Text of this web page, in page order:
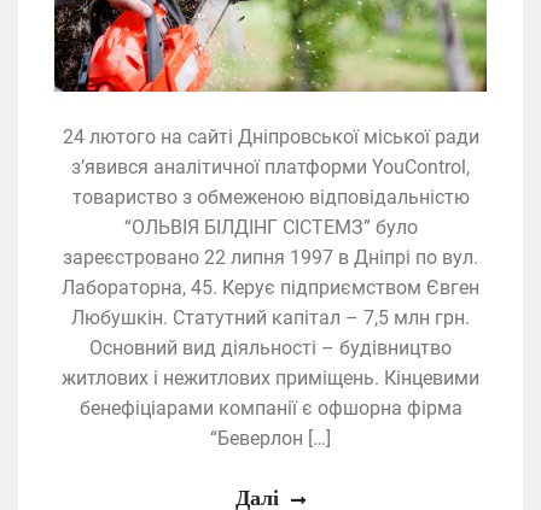
24 лютого на сайті Дніпровської міської ради
з’явився аналітичної платформи YouControl,
товариство з обмеженою відповідальністю
“ОЛЬВІЯ БІЛДІНГ СІСТЕМЗ” було
зареєстровано 22 липня 1997 в Дніпрі по вул.
Лабораторна, 45. Керує підприємством Євген
Любушкін. Статутний капітал – 7,5 млн грн.
Основний вид діяльності – будівництво
житлових і нежитлових приміщень. Кінцевими
бенефіціарами компанії є офшорна фірма
“Беверлон […]
Далі